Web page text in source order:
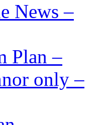
News –
Plan –
only –